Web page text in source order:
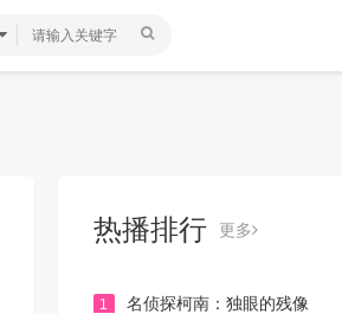
热播排行 更多
1 名侦探柯南：独眼的残像